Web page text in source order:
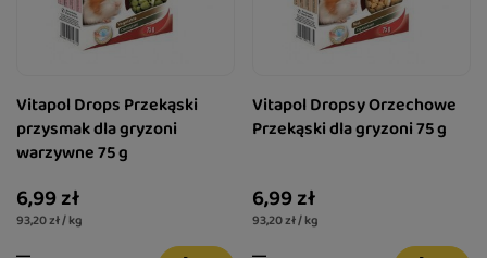
Vitapol Drops Przekąski
przysmak dla gryzoni
warzywne 75 g
6,99 zł
93,20 zł / kg
Vitapol Dropsy Orzechowe
Przekąski dla gryzoni 75 g
6,99 zł
93,20 zł / kg